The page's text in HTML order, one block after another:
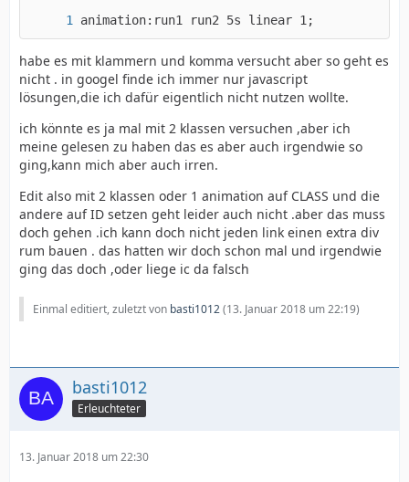
animation:run1 run2 5s linear 1;
habe es mit klammern und komma versucht aber so geht es
nicht . in googel finde ich immer nur javascript
lösungen,die ich dafür eigentlich nicht nutzen wollte.
ich könnte es ja mal mit 2 klassen versuchen ,aber ich
meine gelesen zu haben das es aber auch irgendwie so
ging,kann mich aber auch irren.
Edit also mit 2 klassen oder 1 animation auf CLASS und die
andere auf ID setzen geht leider auch nicht .aber das muss
doch gehen .ich kann doch nicht jeden link einen extra div
rum bauen . das hatten wir doch schon mal und irgendwie
ging das doch ,oder liege ic da falsch
Einmal editiert, zuletzt von basti1012(13. Januar 2018 um 22:19)
basti1012
Erleuchteter
13. Januar 2018 um 22:30